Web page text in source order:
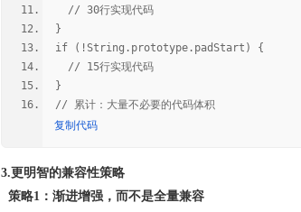
// 30行实现代码
}
if (!String.prototype.padStart) {
// 15行实现代码
}
// 累计：大量不必要的代码体积
复制代码
3.更明智的兼容性策略
策略1：渐进增强，而不是全量兼容